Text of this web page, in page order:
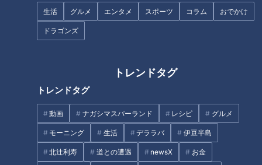
生活 グルメ エンタメ スポーツ コラム おでかけ
ドラゴンズ
トレンドタグ
トレンドタグ
動画 ナガシマスパーランド レシピ グルメ
モーニング 生活 デララバ 伊豆半島
北辻利寿 道との遭遇 newsX お金
CBCテレビ『道との遭遇』
荻窪さんが訪れたのは、東京都千代田区にある三宅坂交差点。
（道マニア・荻窪圭さん）
「ここは、東京と静岡を結ぶ国道246号の起点になっている場
所。この道の前身だった、江戸を支えてきた古い街道を巡りた